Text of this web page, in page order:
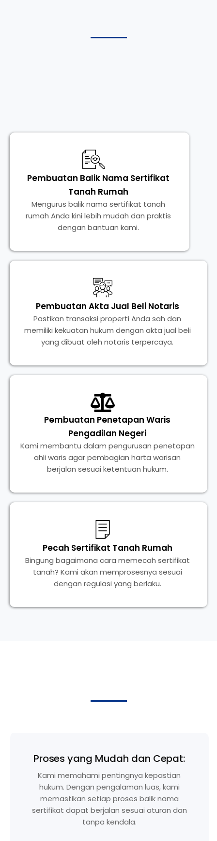
Pembuatan Balik Nama Sertifikat
Tanah Rumah
Mengurus balik nama sertifikat tanah
rumah Anda kini lebih mudah dan praktis
dengan bantuan kami.
Pembuatan Akta Jual Beli Notaris
Pastikan transaksi properti Anda sah dan
memiliki kekuatan hukum dengan akta jual beli
yang dibuat oleh notaris terpercaya.
Pembuatan Penetapan Waris
Pengadilan Negeri
Kami membantu dalam pengurusan penetapan
ahli waris agar pembagian harta warisan
berjalan sesuai ketentuan hukum.
Pecah Sertifikat Tanah Rumah
Bingung bagaimana cara memecah sertifikat
tanah? Kami akan memprosesnya sesuai
dengan regulasi yang berlaku.
Proses yang Mudah dan Cepat:
Kami memahami pentingnya kepastian
hukum. Dengan pengalaman luas, kami
memastikan setiap proses balik nama
sertifikat dapat berjalan sesuai aturan dan
tanpa kendala.